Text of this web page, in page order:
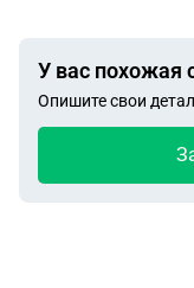
У вас похожая
Опишите свои